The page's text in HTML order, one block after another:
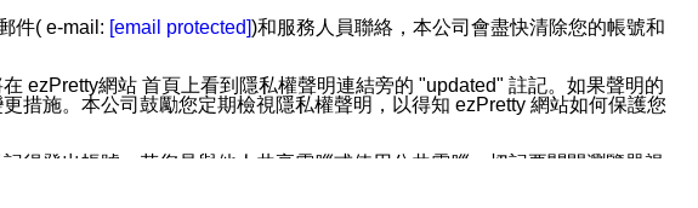
件( e-mail: [email protected])和服務人員聯絡，本公司會盡快清除您的帳號和
ezPretty網站 首頁上看到隱私權聲明連結旁的 "updated" 註記。如果聲明的
措施。本公司鼓勵您定期檢視隱私權聲明，以得知 ezPretty 網站如何保護您
得登出帳號。若您是與他人共享電腦或使用公共電腦，切記要關閉瀏覽器視